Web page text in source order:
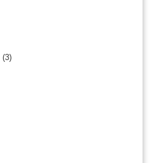
(3)